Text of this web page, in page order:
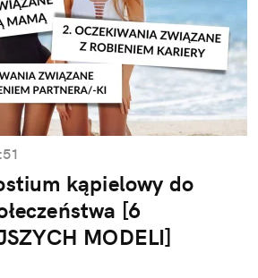
kąpielowy do
[6
MODELI]